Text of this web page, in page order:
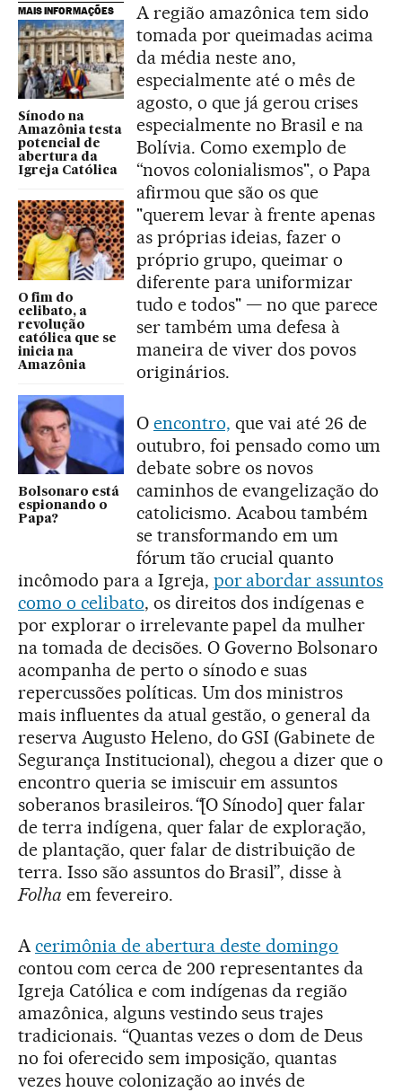
MAIS INFORMAÇÕES
Sínodo na
Amazônia testa
potencial de
abertura da
Igreja Católica
O fim do
celibato, a
revolução
católica que se
inicia na
Amazônia
Bolsonaro está
espionando o
Papa?
A região amazônica tem sido
tomada por queimadas acima
da média neste ano,
especialmente até o mês de
agosto, o que já gerou crises
especialmente no Brasil e na
Bolívia. Como exemplo de
“novos colonialismos", o Papa
afirmou que são os que
"querem levar à frente apenas
as próprias ideias, fazer o
próprio grupo, queimar o
diferente para uniformizar
tudo e todos" — no que parece
ser também uma defesa à
maneira de viver dos povos
originários.
O encontro, que vai até 26 de
outubro, foi pensado como um
debate sobre os novos
caminhos de evangelização do
catolicismo. Acabou também
se transformando em um
fórum tão crucial quanto
incômodo para a Igreja, por abordar assuntos
como o celibato, os direitos dos indígenas e
por explorar o irrelevante papel da mulher
na tomada de decisões. O Governo Bolsonaro
acompanha de perto o sínodo e suas
repercussões políticas. Um dos ministros
mais influentes da atual gestão, o general da
reserva Augusto Heleno, do GSI (Gabinete de
Segurança Institucional), chegou a dizer que o
encontro queria se imiscuir em assuntos
soberanos brasileiros.“[O Sínodo] quer falar
de terra indígena, quer falar de exploração,
de plantação, quer falar de distribuição de
terra. Isso são assuntos do Brasil”, disse à
Folha em fevereiro.
Acerimônia de abertura deste domingo
contou com cerca de 200 representantes da
Igreja Católica e com indígenas da região
amazônica, alguns vestindo seus trajes
tradicionais. “Quantas vezes o dom de Deus
no foi oferecido sem imposição, quantas
vezes houve colonização ao invés de